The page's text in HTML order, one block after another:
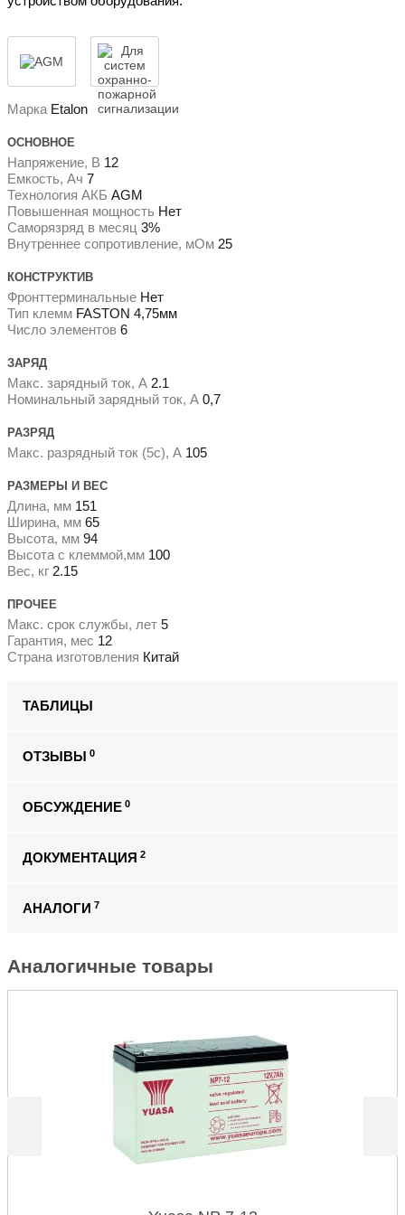
Марка Etalon
ОСНОВНОЕ
Напряжение, В 12
Емкость, Ач 7
Технология АКБ AGM
Повышенная мощность Нет
Саморязряд в месяц 3%
Внутреннее сопротивление, мОм 25
КОНСТРУКТИВ
Фронттерминальные Нет
Тип клемм FASTON 4,75мм
Число элементов 6
ЗАРЯД
Макс. зарядный ток, А 2.1
Номинальный зарядный ток, А 0,7
РАЗРЯД
Макс. разрядный ток (5с), А 105
РАЗМЕРЫ И ВЕС
Длина, мм 151
Ширина, мм 65
Высота, мм 94
Высота с клеммой,мм 100
Вес, кг 2.15
ПРОЧЕЕ
Макс. срок службы, лет 5
Гарантия, мес 12
Страна изготовления Китай
ТАБЛИЦЫ
ОТЗЫВЫ 0
ОБСУЖДЕНИЕ 0
ДОКУМЕНТАЦИЯ 2
АНАЛОГИ 7
Аналогичные товары